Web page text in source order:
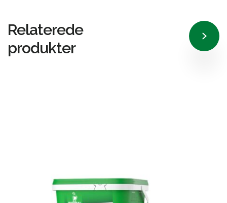
Relaterede
produkter